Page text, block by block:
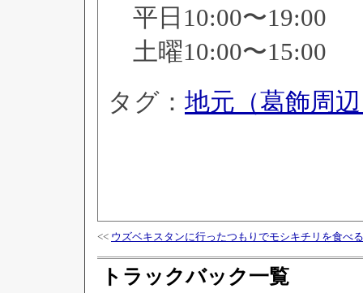
平日10:00〜19:00
土曜10:00〜15:00
タグ： 地元（葛飾周
<< ウズベキスタンに行ったつもりでモシキチリを食べ
トラックバック一覧